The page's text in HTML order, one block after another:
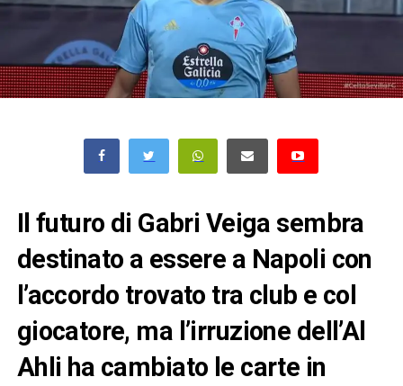
Il futuro di Gabri Veiga sembra
destinato a essere a Napoli con
l’accordo trovato tra club e col
giocatore, ma l’irruzione dell’Al
Ahli ha cambiato le carte in